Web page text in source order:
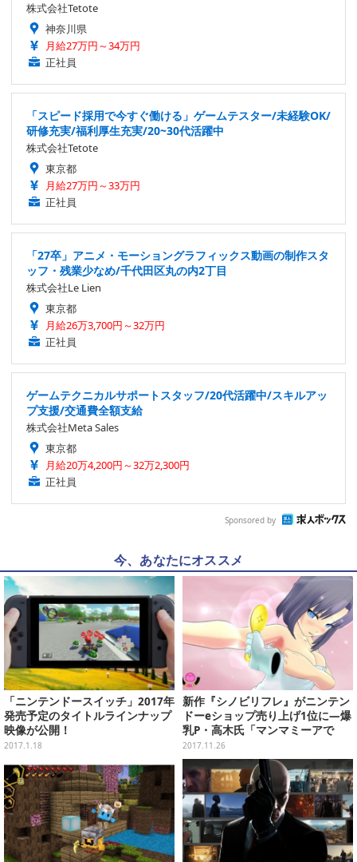
株式会社Tetote
神奈川県
月給27万円～34万円
正社員
「スピード採用で今すぐ働ける」ゲームテスター/未経験OK/
研修充実/福利厚生充実/20~30代活躍中
株式会社Tetote
東京都
月給27万円～33万円
正社員
「27卒」アニメ・モーショングラフィックス動画の制作スタ
ッフ・残業少なめ/千代田区丸の内2丁目
株式会社Le Lien
東京都
月給26万3,700円～32万円
正社員
ゲームテクニカルサポートスタッフ/20代活躍中/スキルアッ
プ支援/交通費全額支給
株式会社Meta Sales
東京都
月給20万4,200円～32万2,300円
正社員
Sponsored by
今、あなたにオススメ
「ニンテンドースイッチ」2017年
発売予定のタイトルラインナップ
映像が公開！
2017.1.18
新作『シノビリフレ』がニンテン
ドーeショップ売り上げ1位に―爆
乳P・高木氏「マンマミーアで
す」
2017.11.26